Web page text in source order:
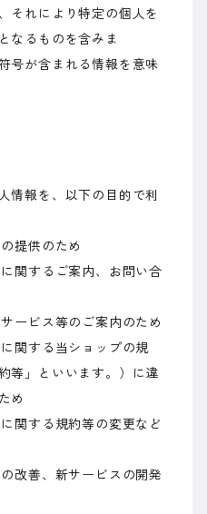
それにより特定の個人を
なるものを含みま
号が含まれる情報を意味
情報を、以下の目的で利
提供のため
関するご案内、お問い合
ービス等のご案内のため
関する当ショップの規
等」といいます。）に違
め
関する規約等の変更など
改善、新サービスの開発